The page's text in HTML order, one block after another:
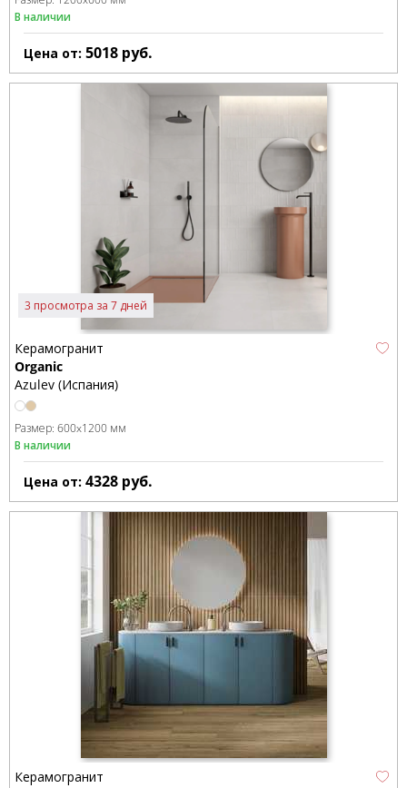
В наличии
Цена от: 5018 руб.
3 просмотра за 7 дней
Керамогранит
Organic
Azulev (Испания)
Размер: 600x1200 мм
В наличии
Цена от: 4328 руб.
Керамогранит